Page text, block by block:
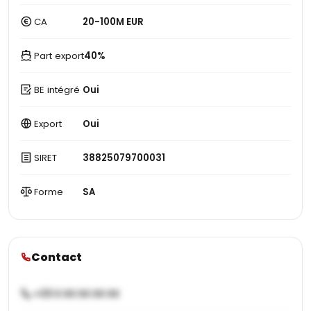
CA 20-100M EUR
Part export40%
BE intégré Oui
Export Oui
SIRET 38825079700031
Forme SA
Contact
+33 X XX XX XX XX